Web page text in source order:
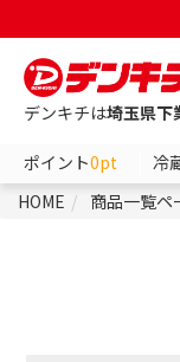
デンキチは埼玉県下
ポイント0pt 冷
HOME
商品一覧ペ